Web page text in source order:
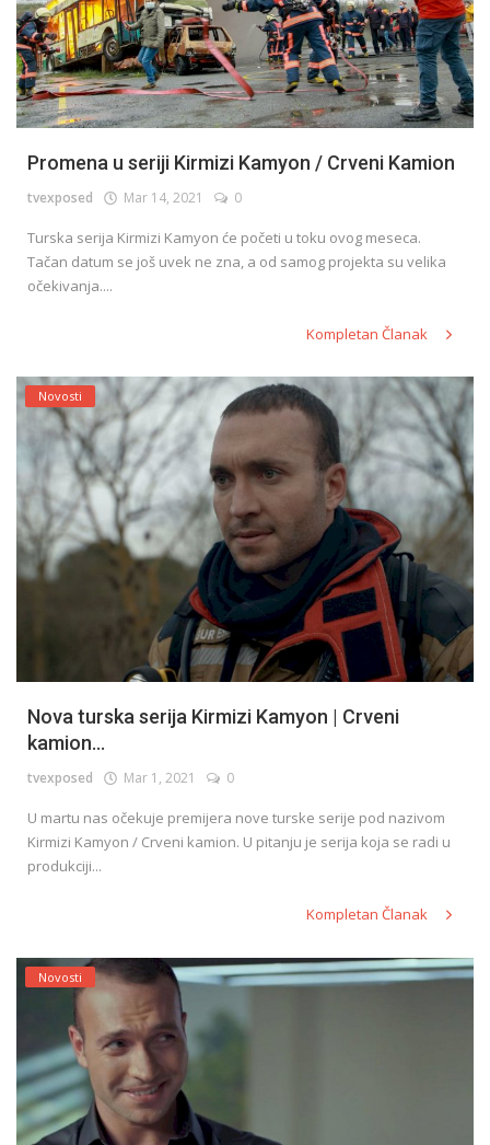
Promena u seriji Kirmizi Kamyon / Crveni Kamion
tvexposed Mar 14, 2021 0
Turska serija Kirmizi Kamyon će početi u toku ovog meseca.
Tačan datum se još uvek ne zna, a od samog projekta su velika
očekivanja....
Kompletan Članak
Novosti
Nova turska serija Kirmizi Kamyon | Crveni
kamion...
tvexposed Mar 1, 2021 0
U martu nas očekuje premijera nove turske serije pod nazivom
Kirmizi Kamyon / Crveni kamion. U pitanju je serija koja se radi u
produkciji...
Kompletan Članak
Novosti